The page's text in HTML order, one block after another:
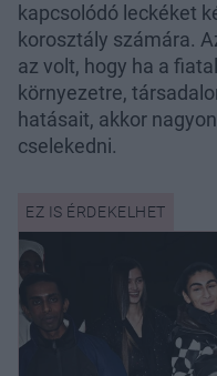
kapcsolódó leckéket
korosztály számára.
az volt, hogy ha a
környezetre,
hatásait, akkor
cselekedni.